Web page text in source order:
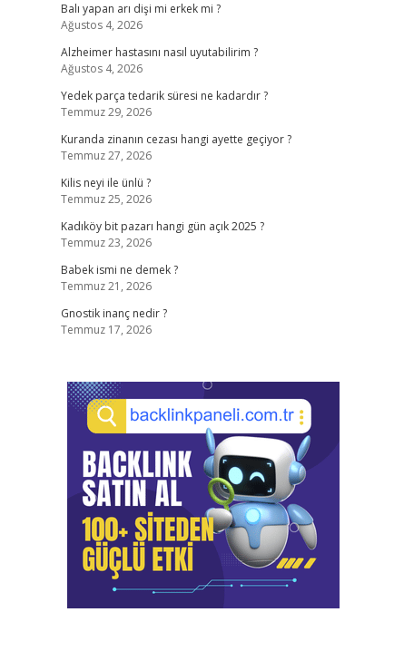
Balı yapan arı dişi mi erkek mi ?
Ağustos 4, 2026
Alzheimer hastasını nasıl uyutabilirim ?
Ağustos 4, 2026
Yedek parça tedarik süresi ne kadardır ?
Temmuz 29, 2026
Kuranda zinanın cezası hangi ayette geçiyor ?
Temmuz 27, 2026
Kilis neyi ile ünlü ?
Temmuz 25, 2026
Kadıköy bit pazarı hangi gün açık 2025 ?
Temmuz 23, 2026
Babek ismi ne demek ?
Temmuz 21, 2026
Gnostik inanç nedir ?
Temmuz 17, 2026